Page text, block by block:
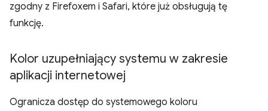
zgodny z Firefoxem i Safari, które już obsługują tę
funkcję.
Kolor uzupełniający systemu w zakresie
aplikacji internetowej
Ogranicza dostęp do systemowego koloru